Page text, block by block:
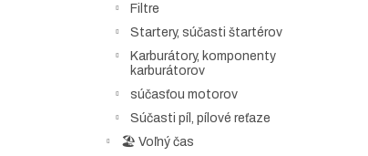
Filtre
Startery, súčasti štartérov
Karburátory, komponenty
karburátorov
súčasťou motorov
Súčasti píl, pílové reťaze
🏖️ Voľný čas